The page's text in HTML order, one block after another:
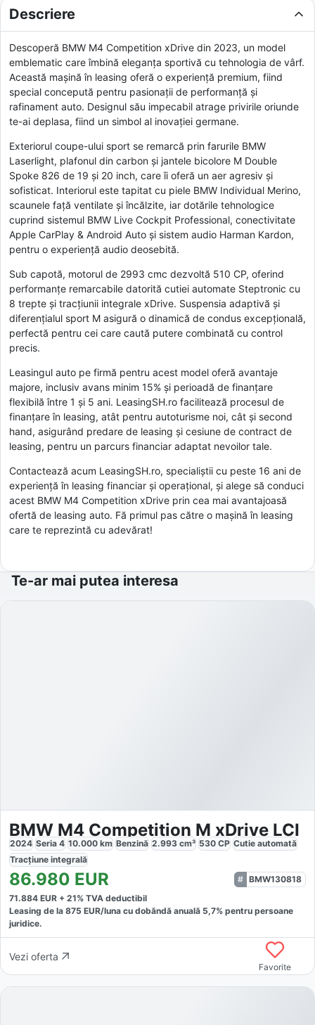
Descriere
Descoperă BMW M4 Competition xDrive din 2023, un model
emblematic care îmbină eleganța sportivă cu tehnologia de vârf.
Această mașină în leasing oferă o experiență premium, fiind
special concepută pentru pasionații de performanță și
rafinament auto. Designul său impecabil atrage privirile oriunde
te-ai deplasa, fiind un simbol al inovației germane.
Exteriorul coupe-ului sport se remarcă prin farurile BMW
Laserlight, plafonul din carbon și jantele bicolore M Double
Spoke 826 de 19 și 20 inch, care îi oferă un aer agresiv și
sofisticat. Interiorul este tapitat cu piele BMW Individual Merino,
scaunele față ventilate și încălzite, iar dotările tehnologice
cuprind sistemul BMW Live Cockpit Professional, conectivitate
Apple CarPlay & Android Auto și sistem audio Harman Kardon,
pentru o experiență audio deosebită.
Sub capotă, motorul de 2993 cmc dezvoltă 510 CP, oferind
performanțe remarcabile datorită cutiei automate Steptronic cu
8 trepte și tracțiunii integrale xDrive. Suspensia adaptivă și
diferențialul sport M asigură o dinamică de condus excepțională,
perfectă pentru cei care caută putere combinată cu control
precis.
Leasingul auto pe firmă pentru acest model oferă avantaje
majore, inclusiv avans minim 15% și perioadă de finanțare
flexibilă între 1 și 5 ani. LeasingSH.ro facilitează procesul de
finanțare în leasing, atât pentru autoturisme noi, cât și second
hand, asigurând predare de leasing și cesiune de contract de
leasing, pentru un parcurs financiar adaptat nevoilor tale.
Contactează acum LeasingSH.ro, specialiștii cu peste 16 ani de
experiență în leasing financiar și operațional, și alege să conduci
acest BMW M4 Competition xDrive prin cea mai avantajoasă
ofertă de leasing auto. Fă primul pas către o mașină în leasing
care te reprezintă cu adevărat!
Te-ar mai putea interesa
BMW M4 Competition M xDrive LCI
2024 Seria 4 10.000 km Benzină 2.993 cm³ 530 CP Cutie automată
Tracțiune integrală
86.980 EUR
BMW130818
71.884 EUR + 21% TVA deductibil
Leasing de la 875 EUR/luna cu dobăndă anuală 5,7% pentru persoane
juridice.
Vezi oferta
Favorite